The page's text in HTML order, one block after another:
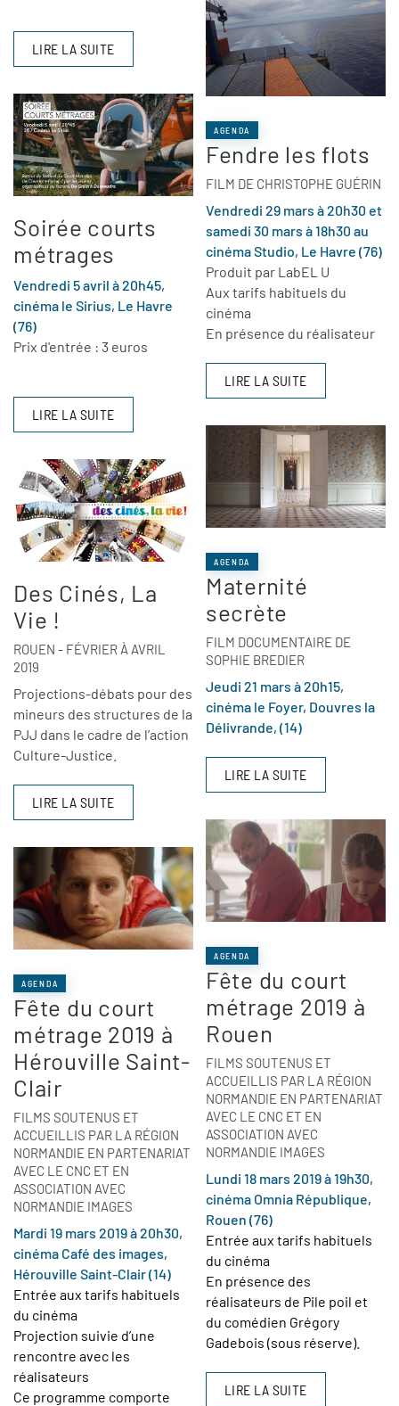
LIRE LA SUITE
Soirée courts
métrages
Vendredi 5 avril à 20h45,
cinéma le Sirius, Le Havre
(76)
Prix d'entrée : 3 euros
LIRE LA SUITE
Des Cinés, La
Vie !
ROUEN - FÉVRIER À AVRIL
2019
Projections-débats pour des
mineurs des structures de la
PJJ dans le cadre de l’action
Culture-Justice.
LIRE LA SUITE
AGENDA
Fête du court
métrage 2019 à
Hérouville Saint-
Clair
FILMS SOUTENUS ET
ACCUEILLIS PAR LA RÉGION
NORMANDIE EN PARTENARIAT
AVEC LE CNC ET EN
ASSOCIATION AVEC
NORMANDIE IMAGES
Mardi 19 mars 2019 à 20h30,
cinéma Café des images,
Hérouville Saint-Clair (14)
Entrée aux tarifs habituels
du cinéma
Projection suivie d’une
rencontre avec les
réalisateurs
Ce programme comporte
AGENDA
Fendre les flots
FILM DE CHRISTOPHE GUÉRIN
Vendredi 29 mars à 20h30 et
samedi 30 mars à 18h30 au
cinéma Studio, Le Havre (76)
Produit par LabEL U
Aux tarifs habituels du
cinéma
En présence du réalisateur
LIRE LA SUITE
AGENDA
Maternité
secrète
FILM DOCUMENTAIRE DE
SOPHIE BREDIER
Jeudi 21 mars à 20h15,
cinéma le Foyer, Douvres la
Délivrande, (14)
LIRE LA SUITE
AGENDA
Fête du court
métrage 2019 à
Rouen
FILMS SOUTENUS ET
ACCUEILLIS PAR LA RÉGION
NORMANDIE EN PARTENARIAT
AVEC LE CNC ET EN
ASSOCIATION AVEC
NORMANDIE IMAGES
Lundi 18 mars 2019 à 19h30,
cinéma Omnia République,
Rouen (76)
Entrée aux tarifs habituels
du cinéma
En présence des
réalisateurs de Pile poil et
du comédien Grégory
Gadebois (sous réserve).
LIRE LA SUITE